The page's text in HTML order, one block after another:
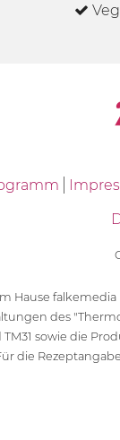
Hause
des
sowie die
die